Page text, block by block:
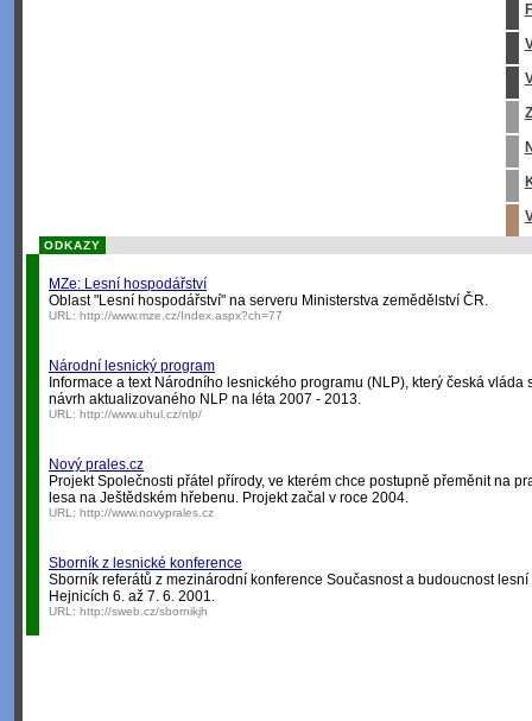
ODKAZY
MZe: Lesní hospodářství
Oblast "Lesní hospodářství" na serveru Ministerstva zemědělství ČR.
URL: http://www.mze.cz/Index.aspx?ch=77
Národní lesnický program
Informace a text Národního lesnického programu (NLP), který česká
návrh aktualizovaného NLP na léta 2007 - 2013.
URL: http://www.uhul.cz/nlp/
Nový prales.cz
Projekt Společnosti přátel přírody, ve kterém chce postupně přeměnit na
lesa na Ještědském hřebenu. Projekt začal v roce 2004.
URL: http://www.novyprales.cz
Sborník z lesnické konference
Sborník referátů z mezinárodní konference Současnost a budoucnost
Hejnicích 6. až 7. 6. 2001.
URL: http://sweb.cz/sbornikjh